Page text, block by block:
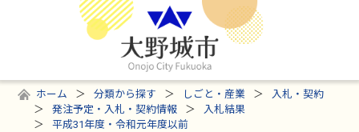
ホーム 分類から探す しごと・産業
入札・契約
発注予定・入札・契約情報
入札結果
平成31年度・令和元年度以前